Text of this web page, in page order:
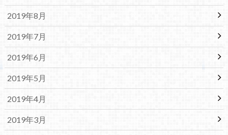
2019年8月
2019年7月
2019年6月
2019年5月
2019年4月
2019年3月